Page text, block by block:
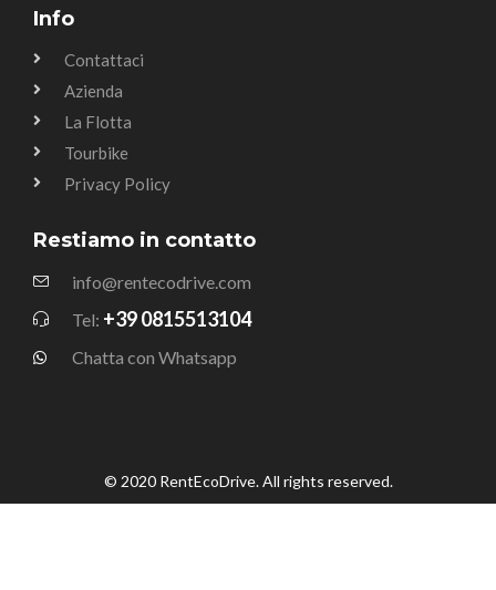
Info
Contattaci
Azienda
La Flotta
Tourbike
Privacy Policy
Restiamo in contatto
info@rentecodrive.com
Tel: +39 0815513104
Chatta con Whatsapp
© 2020 RentEcoDrive. All rights reserved.